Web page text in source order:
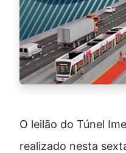
O leilão do Túnel
realizado nesta